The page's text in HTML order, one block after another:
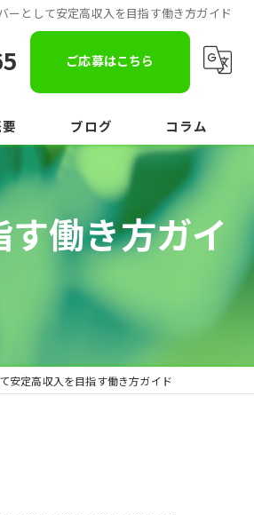
ーとして安定高収入を目指す働き方ガイド
ご応募はこちら
ブログ コラム
働き方ガイ
安定高収入を目指す働き方ガイド